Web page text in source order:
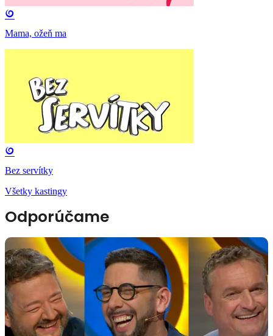
Mama, ožeň ma
Bez servítky
Všetky kastingy
Odporúčame